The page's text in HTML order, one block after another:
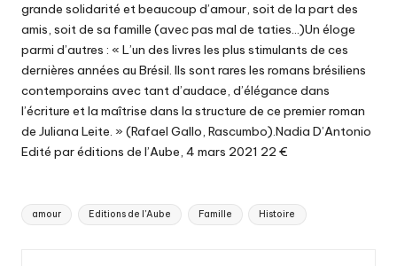
grande solidarité et beaucoup d’amour, soit de la part des
amis, soit de sa famille (avec pas mal de taties…)Un éloge
parmi d’autres : « L’un des livres les plus stimulants de ces
dernières années au Brésil. Ils sont rares les romans brésiliens
contemporains avec tant d’audace, d’élégance dans
l’écriture et la maîtrise dans la structure de ce premier roman
de Juliana Leite. » (Rafael Gallo, Rascumbo).Nadia D’Antonio
Edité par éditions de l’Aube, 4 mars 2021 22 €
Tags:
amour Editions de l'Aube Famille Histoire